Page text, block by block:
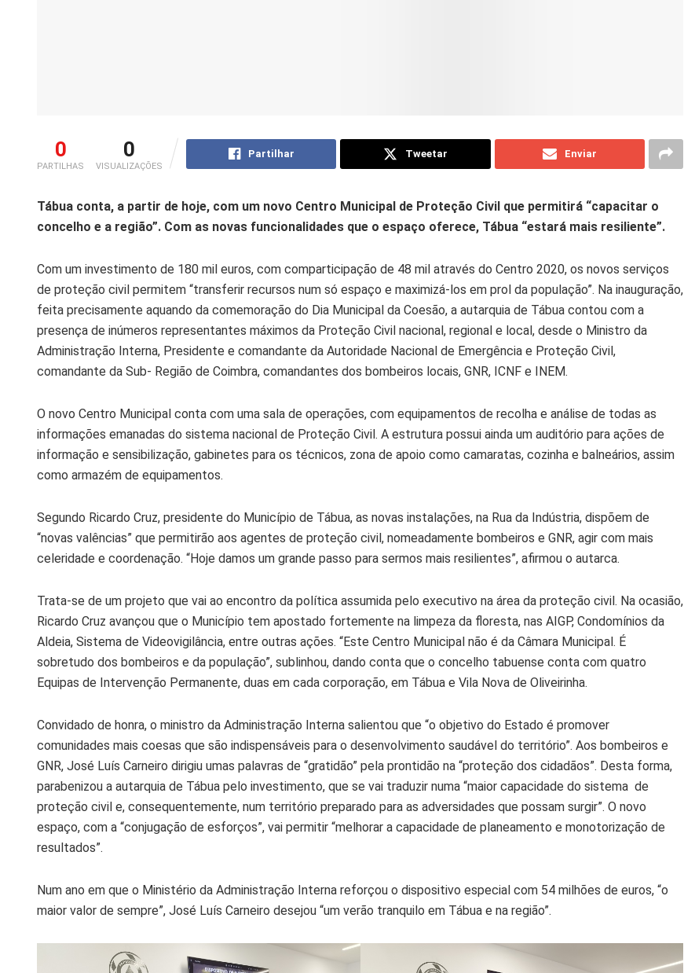
0
PARTILHAS
0
VISUALIZAÇÕES
Partilhar Tweetar Enviar
Tábua conta, a partir de hoje, com um novo Centro Municipal de Proteção Civil que permitirá “capacitar o
concelho e a região”. Com as novas funcionalidades que o espaço oferece, Tábua “estará mais resiliente”.
Com um investimento de 180 mil euros, com comparticipação de 48 mil através do Centro 2020, os novos serviços
de proteção civil permitem “transferir recursos num só espaço e maximizá-los em prol da população”. Na inauguração,
feita precisamente aquando da comemoração do Dia Municipal da Coesão, a autarquia de Tábua contou com a
presença de inúmeros representantes máximos da Proteção Civil nacional, regional e local, desde o Ministro da
Administração Interna, Presidente e comandante da Autoridade Nacional de Emergência e Proteção Civil,
comandante da Sub- Região de Coimbra, comandantes dos bombeiros locais, GNR, ICNF e INEM.
O novo Centro Municipal conta com uma sala de operações, com equipamentos de recolha e análise de todas as
informações emanadas do sistema nacional de Proteção Civil. A estrutura possui ainda um auditório para ações de
informação e sensibilização, gabinetes para os técnicos, zona de apoio como camaratas, cozinha e balneários, assim
como armazém de equipamentos.
Segundo Ricardo Cruz, presidente do Município de Tábua, as novas instalações, na Rua da Indústria, dispõem de
“novas valências” que permitirão aos agentes de proteção civil, nomeadamente bombeiros e GNR, agir com mais
celeridade e coordenação. “Hoje damos um grande passo para sermos mais resilientes”, afirmou o autarca.
Trata-se de um projeto que vai ao encontro da política assumida pelo executivo na área da proteção civil. Na ocasião,
Ricardo Cruz avançou que o Município tem apostado fortemente na limpeza da floresta, nas AIGP, Condomínios da
Aldeia, Sistema de Videovigilância, entre outras ações. “Este Centro Municipal não é da Câmara Municipal. É
sobretudo dos bombeiros e da população”, sublinhou, dando conta que o concelho tabuense conta com quatro
Equipas de Intervenção Permanente, duas em cada corporação, em Tábua e Vila Nova de Oliveirinha.
Convidado de honra, o ministro da Administração Interna salientou que “o objetivo do Estado é promover
comunidades mais coesas que são indispensáveis para o desenvolvimento saudável do território”. Aos bombeiros e
GNR, José Luís Carneiro dirigiu umas palavras de “gratidão” pela prontidão na “proteção dos cidadãos”. Desta forma,
parabenizou a autarquia de Tábua pelo investimento, que se vai traduzir numa “maior capacidade do sistema de
proteção civil e, consequentemente, num território preparado para as adversidades que possam surgir”. O novo
espaço, com a “conjugação de esforços”, vai permitir “melhorar a capacidade de planeamento e monotorização de
resultados”.
Num ano em que o Ministério da Administração Interna reforçou o dispositivo especial com 54 milhões de euros, “o
maior valor de sempre”, José Luís Carneiro desejou “um verão tranquilo em Tábua e na região”.